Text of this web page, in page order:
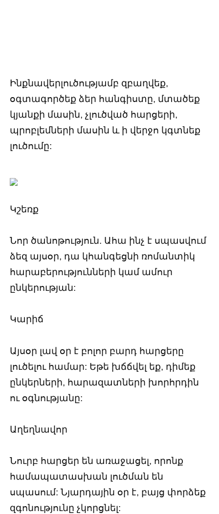
Ինքնավերլուծությամբ զբաղվեք,
օգտագործեք ձեր հանգիստը, մտածեք
կյանքի մասին, չլուծված հարցերի,
պրոբլեմների մասին և ի վերջո կգտնեք
լուծումը:
Կշեռք
Նոր ծանոթություն. Ահա ինչ է սպասվում
ձեզ այսօր, դա կհանգեցնի ռոմանտիկ
հարաբերությունների կամ ամուր
ընկերության:
Կարիճ
Այսօր լավ օր է բոլոր բարդ հարցերը
լուծելու համար: Եթե խճճվել եք, դիմեք
ընկերների, հարազատների խորհրդին
ու օգնությանը:
Աղեղնավոր
Նուրբ հարցեր են առաջացել, որոնք
համապատասխան լուծման են
սպասում: Նյարդային օր է, բայց փորձեք
զգոնությունը չկորցնել: